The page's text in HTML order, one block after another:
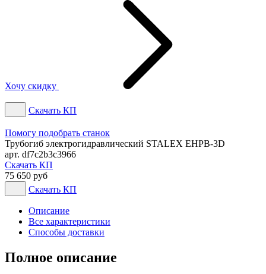
Хочу скидку
Скачать КП
Помогу подобрать станок
Трубогиб электрогидравлический STALEX EHPB-3D
арт. df7c2b3c3966
Скачать КП
75 650 руб
Скачать КП
Описание
Все характеристики
Способы доставки
Полное описание